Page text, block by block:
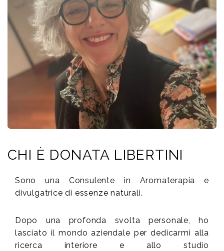
CHI È DONATA LIBERTINI
Sono una Consulente in Aromaterapia e
divulgatrice di essenze naturali.
Dopo una profonda svolta personale, ho
lasciato il mondo aziendale per dedicarmi alla
ricerca interiore e allo studio